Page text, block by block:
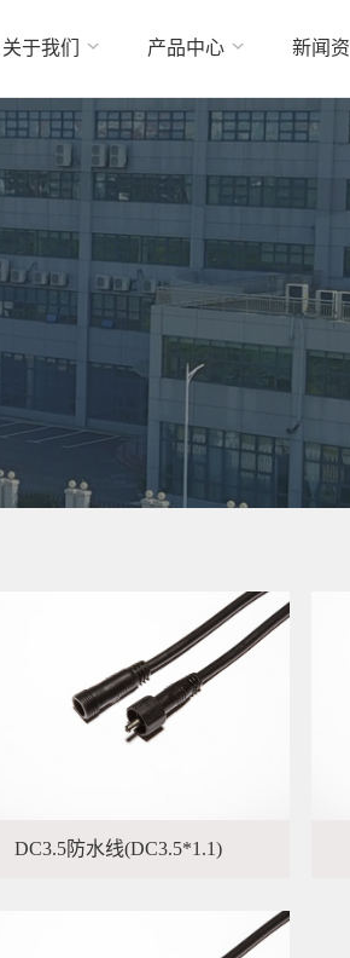
关于我们 产品中心 新闻
DC3.5防水线(DC3.5*1.1)